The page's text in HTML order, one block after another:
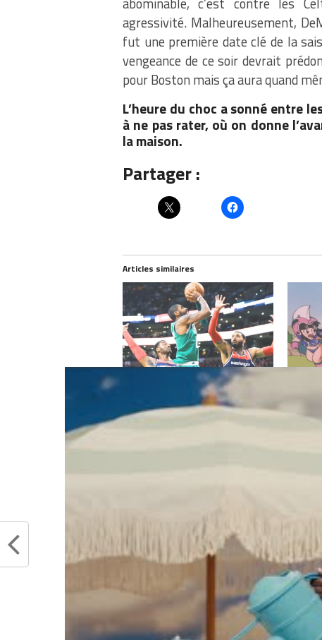
agressivité. Malheureusement,
fut une première date clé de la
vengeance de ce soir devrait
pour Boston mais ça aura quand
L’heure du choc a sonné entre
à ne pas rater, où on donne
la maison.
Partager :
Articles similaires
Prono n°3 : 195 euros à gagner
avec Boston qui se fait Washington
février 8, 2018
février
Dans